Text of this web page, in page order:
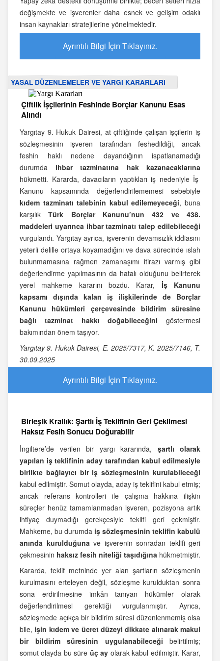
değişmekte ve işverenler daha esnek ve gelişim odaklı
insan kaynakları stratejilerine yönelmektedir.
Ayrıntılı Bilgi İçin Tıklayınız.
YASAL DÜZENLEMELER VE YARGI KARARLARI
Çiftlik İşçilerinin Feshinde Borçlar Kanunu Esas
Alındı
Yargıtay 9. Hukuk Dairesi, at çiftliğinde çalışan işçilerin iş
sözleşmesinin işveren tarafından feshedildiği, ancak
feshin haklı nedene dayandığının ispatlanamadığı
durumda ihbar tazminatına hak kazanacaklarına
hükmetti. Kararda, davacıların yaptıkları iş nedeniyle İş
Kanunu kapsamında değerlendirilememesi sebebiyle
kıdem tazminatı talebinin kabul edilemeyeceği, buna
karşılıkTürk Borçlar Kanunu’nun 432 ve 438.
maddeleri uyarınca ihbar tazminatı talep edilebileceği
vurgulandı. Yargıtay ayrıca, işverenin devamsızlık iddiasını
yeterli delille ortaya koyamadığını ve dava sürecinde ıslah
bulunmamasına rağmen zamanaşımı itirazı varmış gibi
değerlendirme yapılmasının da hatalı olduğunu belirterek
yerel mahkeme kararını bozdu. Karar, İş Kanunu
kapsamı dışında kalan iş ilişkilerinde de Borçlar
Kanunu hükümleri çerçevesinde bildirim süresine
bağlı tazminat hakkı doğabileceğini göstermesi
bakımından önem taşıyor.
Yargıtay 9. Hukuk Dairesi, E. 2025/7317, K. 2025/7146, T.
30.09.2025
Ayrıntılı Bilgi İçin Tıklayınız.
Birleşik Krallık: Şartlı İş Teklifinin Geri Çekilmesi
Haksız Fesih Sonucu Doğurabilir
İngiltere’de verilen bir yargı kararında, şartlı olarak
yapılan iş teklifinin aday tarafından kabul edilmesiyle
birlikte bağlayıcı bir iş sözleşmesinin kurulabileceği
kabul edilmiştir. Somut olayda, aday iş teklifini kabul etmiş;
ancak referans kontrolleri ile çalışma hakkına ilişkin
süreçler henüz tamamlanmadan işveren, pozisyona artık
ihtiyaç duymadığı gerekçesiyle teklifi geri çekmiştir.
Mahkeme, bu durumda iş sözleşmesinin teklifin kabulü
anında kurulduğunave işverenin sonradan teklifi geri
çekmesinin haksız fesih niteliği taşıdığına hükmetmiştir.
Kararda, teklif metninde yer alan şartların sözleşmenin
kurulmasını erteleyen değil, sözleşme kurulduktan sonra
sona erdirilmesine imkân tanıyan hükümler olarak
değerlendirilmesi gerektiği vurgulanmıştır. Ayrıca,
sözleşmede açıkça bir bildirim süresi düzenlenmemiş olsa
bile, işin kıdem ve ücret düzeyi dikkate alınarak makul
bir bildirim süresinin uygulanabileceği belirtilmiş;
somut olayda bu süre üç ay olarak kabul edilmiştir. Karar,